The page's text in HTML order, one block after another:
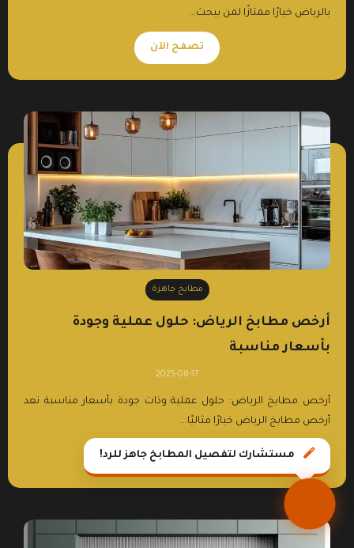
بالرياض خيارًا ممتازًا لمن يبحث...
تصفح الآن
مطابخ جاهزة
أرخص مطابخ الرياض: حلول عملية وجودة
بأسعار مناسبة
2025-08-17
أرخص مطابخ الرياض: حلول عملية وذات جودة بأسعار مناسبة تعد
أرخص مطابخ الرياض خيارًا مثاليًا...
تصفح الآن
مستشارك لتفصيل المطابخ جاهز للرد!